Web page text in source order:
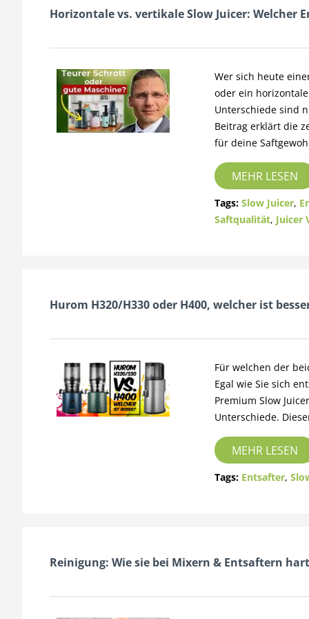
Horizontale vs. vertikale Slow Juicer: Welcher
Wer sich heute
oder ein
Unterschiede sind
Beitrag erklärt die
für deine
MEHR LESEN
Tags: Slow Juicer,
Saftqualität, Juicer
Hurom H320/H330 oder H400, welcher ist
Für welchen der
Egal wie Sie sich
Premium Slow
Unterschiede.
MEHR LESEN
Tags: Entsafter,
Reinigung: Wie sie bei Mixern & Entsaftern